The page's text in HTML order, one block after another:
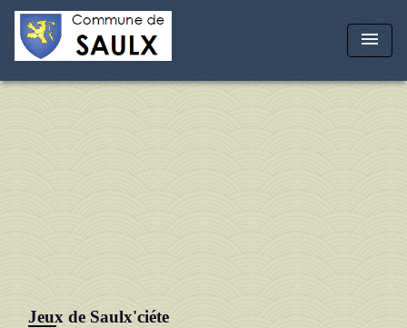
menu
Jeux de Saulx'ciéte